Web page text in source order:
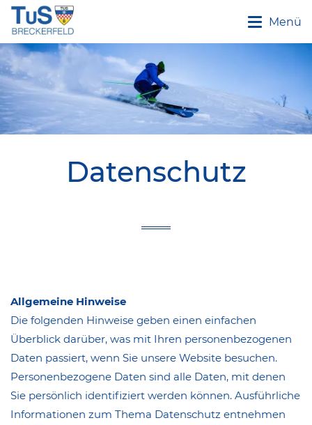
Menü
Datenschutz
Allgemeine Hinweise
Die folgenden Hinweise geben einen einfachen
Überblick darüber, was mit Ihren personenbezogenen
Daten passiert, wenn Sie unsere Website besuchen.
Personenbezogene Daten sind alle Daten, mit denen
Sie persönlich identifiziert werden können. Ausführliche
Informationen zum Thema Datenschutz entnehmen